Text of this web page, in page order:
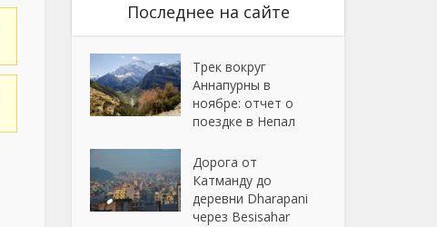
Последнее на сайте
Трек вокруг
Аннапурны в
ноябре: отчет о
поездке в Непал
Дорога от
Катманду до
деревни Dharapani
через Besisahar